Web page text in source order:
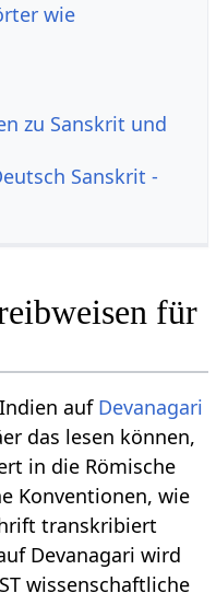
wie
zu Sanskrit und
Sanskrit -
für
auf Devanagari
das lesen können,
in die Römische
Konventionen, wie
transkribiert
Devanagari wird
wissenschaftliche